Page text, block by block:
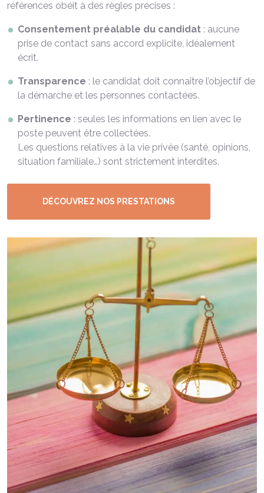
références obéit à des règles précises :
Consentement préalable du candidat : aucune
prise de contact sans accord explicite, idéalement
écrit.
Transparence : le candidat doit connaître l’objectif de
la démarche et les personnes contactées.
Pertinence : seules les informations en lien avec le
poste peuvent être collectées.
Les questions relatives à la vie privée (santé, opinions,
situation familiale…) sont strictement interdites.
DÉCOUVREZ NOS PRESTATIONS